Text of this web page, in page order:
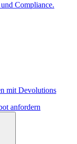
Compliance.
mit Devolutions
anfordern